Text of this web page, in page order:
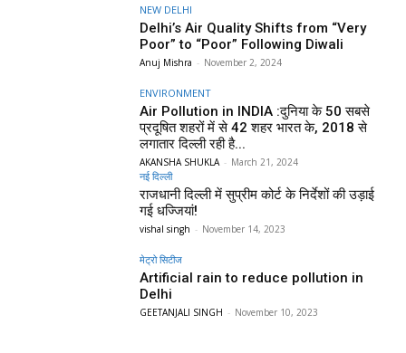
NEW DELHI
Delhi’s Air Quality Shifts from “Very
Poor” to “Poor” Following Diwali
Anuj Mishra - November 2, 2024
ENVIRONMENT
Air Pollution in INDIA :दुनिया के 50 सबसे
प्रदूषित शहरों में से 42 शहर भारत के, 2018 से
लगातार दिल्ली रही है...
AKANSHA SHUKLA - March 21, 2024
नई दिल्ली
राजधानी दिल्ली में सुप्रीम कोर्ट के निर्देशों की उड़ाई
गई धज्जियां!
vishal singh - November 14, 2023
मेट्रो सिटीज
Artificial rain to reduce pollution in
Delhi
GEETANJALI SINGH - November 10, 2023